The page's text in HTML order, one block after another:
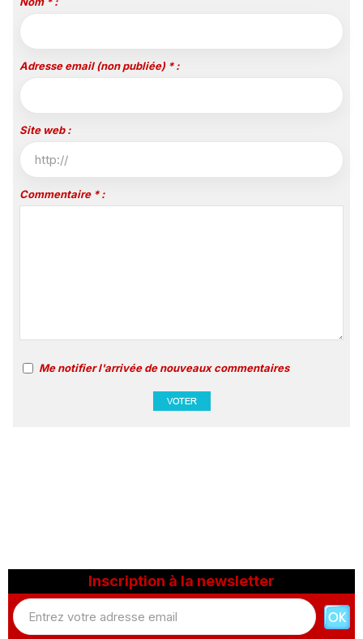
Adresse email (non publiée) * :
Site web :
Commentaire * :
Me notifier l'arrivée de nouveaux commentaires
Inscription à la newsletter